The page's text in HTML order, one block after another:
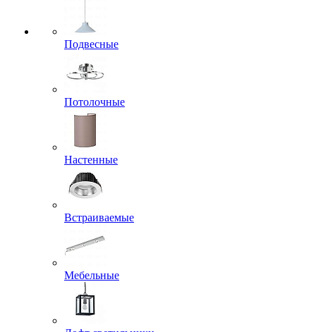
Подвесные
Потолочные
Настенные
Встраиваемые
Мебельные